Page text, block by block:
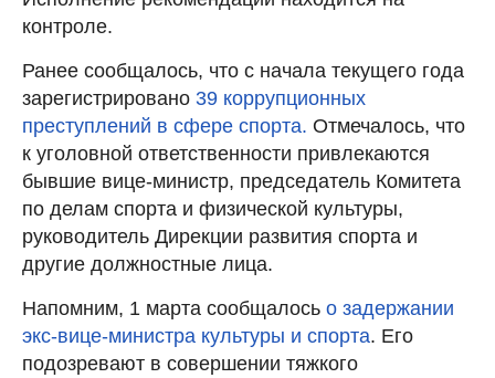
контроле.
Ранее сообщалось, что с начала текущего года
зарегистрировано 39 коррупционных
преступлений в сфере спорта. Отмечалось, что
к уголовной ответственности привлекаются
бывшие вице-министр, председатель Комитета
по делам спорта и физической культуры,
руководитель Дирекции развития спорта и
другие должностные лица.
Напомним, 1 марта сообщалось о задержании
экс-вице-министра культуры и спорта. Его
подозревают в совершении тяжкого